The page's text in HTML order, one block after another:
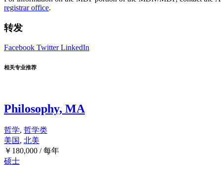
registrar office.
转发
Facebook TwitterLinkedIn
相关专业推荐
Philosophy, MA
哲学, 哲学类
美国, 北美
￥ 180,000 / 每年
硕士